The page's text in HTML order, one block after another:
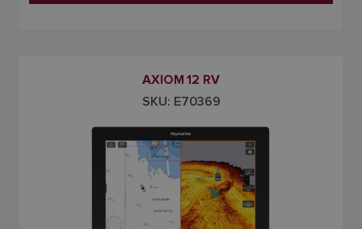
AXIOM 12 RV
SKU: E70369